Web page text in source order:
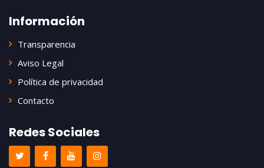
Información
Transparencia
Aviso Legal
Política de privacidad
Contacto
Redes Sociales